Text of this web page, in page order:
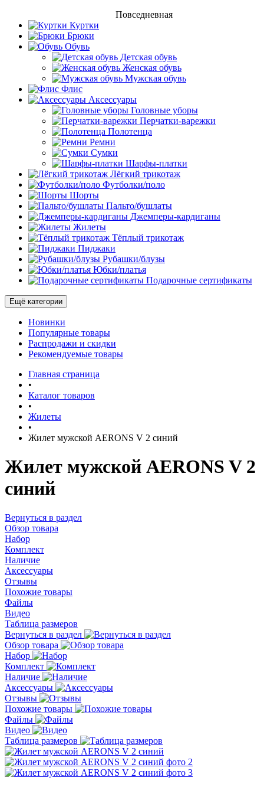
Повседневная
Куртки
Брюки
Обувь
Детская обувь
Женская обувь
Мужская обувь
Флис
Аксессуары
Головные уборы
Перчатки-варежки
Полотенца
Ремни
Сумки
Шарфы-платки
Лёгкий трикотаж
Футболки/поло
Шорты
Пальто/бушлаты
Джемперы-кардиганы
Жилеты
Тёплый трикотаж
Пиджаки
Рубашки/блузы
Юбки/платья
Подарочные сертификаты
Ещё категории
Новинки
Популярные товары
Распродажи и скидки
Рекомендуемые товары
Главная страница
•
Каталог товаров
•
Жилеты
•
Жилет мужской AERONS V 2 синий
Жилет мужской AERONS V 2
синий
Вернуться в раздел
Обзор товара
Набор
Комплект
Наличие
Аксессуары
Отзывы
Похожие товары
Файлы
Видео
Таблица размеров
Вернуться в раздел
Обзор товара
Набор
Комплект
Наличие
Аксессуары
Отзывы
Похожие товары
Файлы
Видео
Таблица размеров